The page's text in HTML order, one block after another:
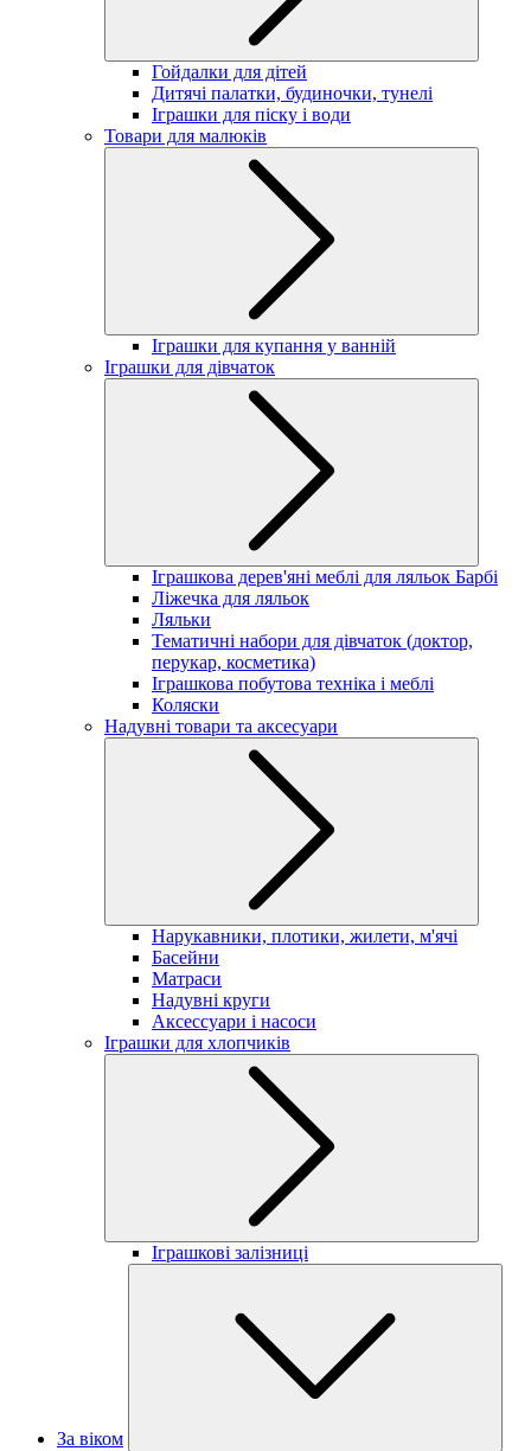
Гойдалки для дітей
Дитячі палатки, будиночки, тунелі
Іграшки для піску і води
Товари для малюків
Іграшки для купання у ванній
Іграшки для дівчаток
Іграшкова дерев'яні меблі для ляльок Барбі
Ліжечка для ляльок
Ляльки
Тематичні набори для дівчаток (доктор,
перукар, косметика)
Іграшкова побутова техніка і меблі
Коляски
Надувні товари та аксесуари
Нарукавники, плотики, жилети, м'ячі
Басейни
Матраси
Надувні круги
Аксессуари і насоси
Іграшки для хлопчиків
Іграшкові залізниці
За віком